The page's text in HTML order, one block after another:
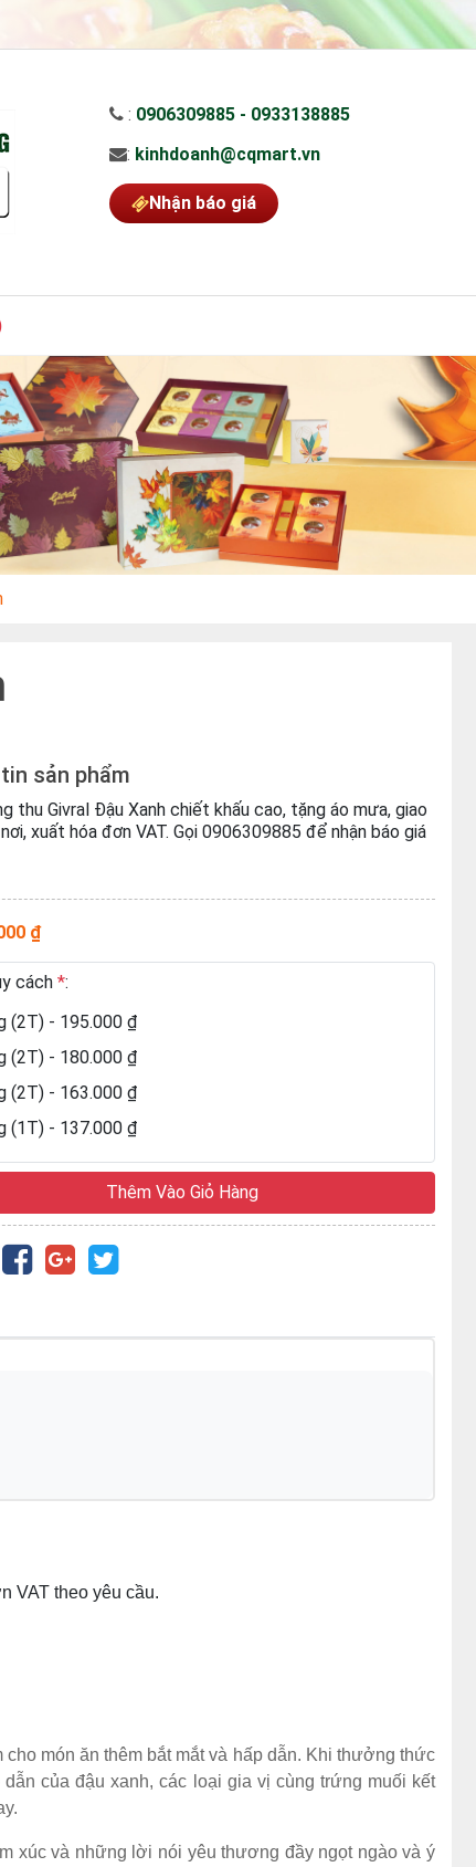
: 0906309885 - 0933138885
: kinhdoanh@cqmart.vn
Nhận báo giá
sản phẩm
thu Givral Đậu Xanh chiết khấu cao, tặng áo mưa, giao
xuất hóa đơn VAT. Gọi 0906309885 để nhận báo giá
₫
cách *:
(2T) - 195.000 ₫
(2T) - 180.000 ₫
(2T) - 163.000 ₫
(1T) - 137.000 ₫
Thêm Vào Giỏ Hàng
VAT theo yêu cầu.
món ăn thêm bắt mắt và hấp dẫn. Khi thưởng thức
của đậu xanh, các loại gia vị cùng trứng muối kết
xúc và những lời nói yêu thương đầy ngọt ngào và ý